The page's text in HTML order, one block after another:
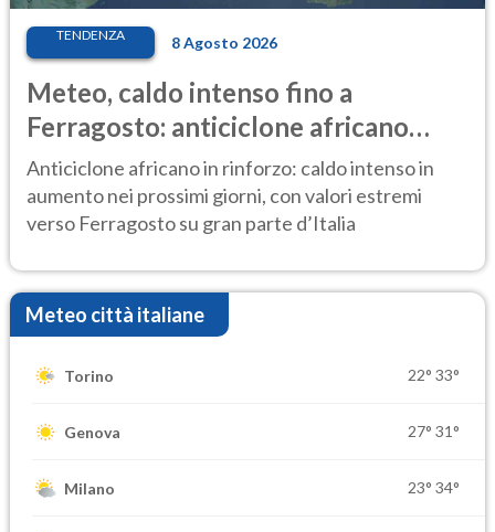
TENDENZA 8 Agosto 2026
Meteo, caldo intenso fino a
Ferragosto: anticiclone africano
ancora protagonista
Anticiclone africano in rinforzo: caldo intenso in
aumento nei prossimi giorni, con valori estremi
verso Ferragosto su gran parte d’Italia
Meteo città italiane
Torino 22° 33°
Genova 27° 31°
Milano 23° 34°